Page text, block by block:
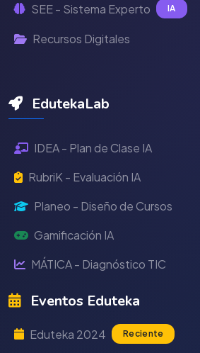
SEE - Sistema Experto IA
Recursos Digitales
EdutekaLab
IDEA - Plan de Clase IA
RubriK - Evaluación IA
Planeo - Diseño de Cursos
Gamificación IA
MÁTICA - Diagnóstico TIC
Eventos Eduteka
Eduteka 2024 Reciente